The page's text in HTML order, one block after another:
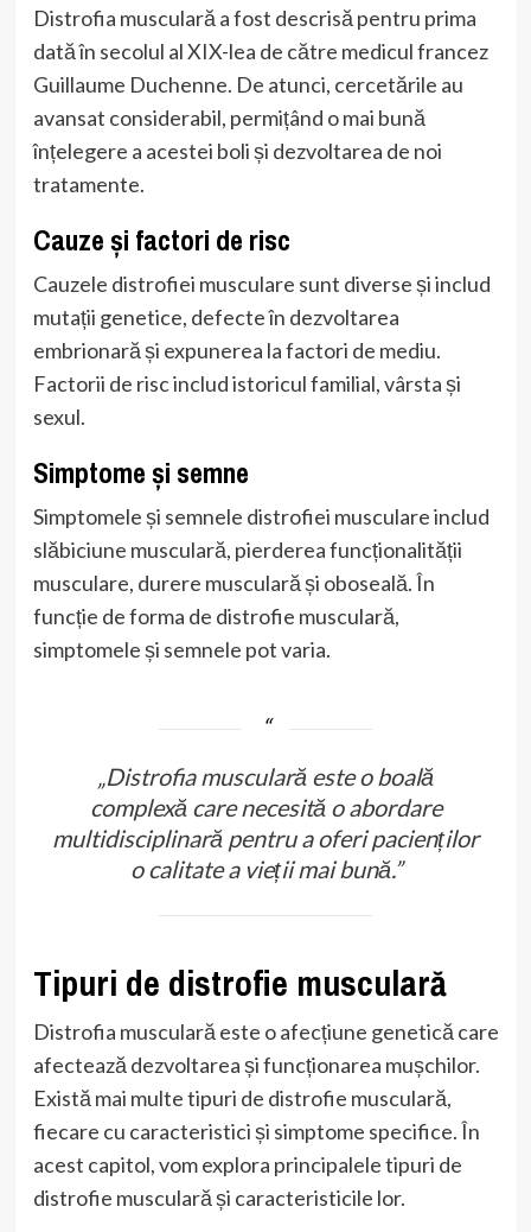
Distrofia musculară a fost descrisă pentru prima
dată în secolul al XIX-lea de către medicul francez
Guillaume Duchenne. De atunci, cercetările au
avansat considerabil, permițând o mai bună
înțelegere a acestei boli și dezvoltarea de noi
tratamente.
Cauze și factori de risc
Cauzele distrofiei musculare sunt diverse și includ
mutații genetice, defecte în dezvoltarea
embrionară și expunerea la factori de mediu.
Factorii de risc includ istoricul familial, vârsta și
sexul.
Simptome și semne
Simptomele și semnele distrofiei musculare includ
slăbiciune musculară, pierderea funcționalității
musculare, durere musculară și oboseală. În
funcție de forma de distrofie musculară,
simptomele și semnele pot varia.
„Distrofia musculară este o boală
complexă care necesită o abordare
multidisciplinară pentru a oferi pacienților
o calitate a vieții mai bună.”
Tipuri de distrofie musculară
Distrofia musculară este o afecțiune genetică care
afectează dezvoltarea și funcționarea mușchilor.
Există mai multe tipuri de distrofie musculară,
fiecare cu caracteristici și simptome specifice. În
acest capitol, vom explora principalele tipuri de
distrofie musculară și caracteristicile lor.